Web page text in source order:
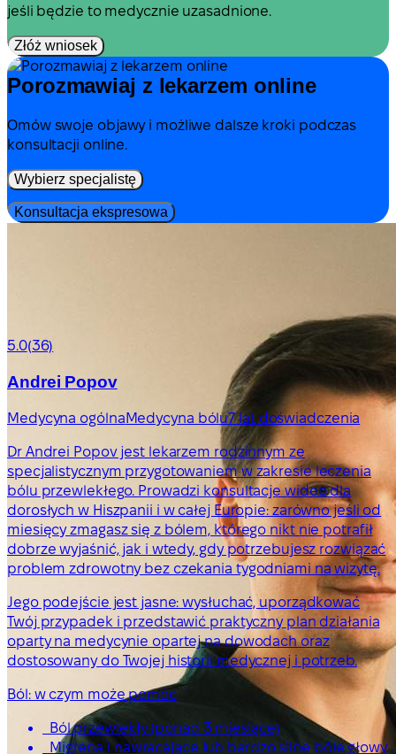
jeśli będzie to medycznie uzasadnione.
Złóż wniosek
Porozmawiaj z lekarzem online
Omów swoje objawy i możliwe dalsze kroki podczas
konsultacji online.
Wybierz specjalistę
Konsultacja ekspresowa
5.0(36)
Andrei Popov
Medycyna ogólnaMedycyna bólu7 lat doświadczenia
Dr Andrei Popov jest lekarzem rodzinnym ze
specjalistycznym przygotowaniem w zakresie leczenia
bólu przewlekłego. Prowadzi konsultacje wideo dla
dorosłych w Hiszpanii i w całej Europie: zarówno jeśli od
miesięcy zmagasz się z bólem, którego nikt nie potrafił
dobrze wyjaśnić, jak i wtedy, gdy potrzebujesz rozwiązać
problem zdrowotny bez czekania tygodniami na wizytę.
Jego podejście jest jasne: wysłuchać, uporządkować
Twój przypadek i przedstawić praktyczny plan działania
oparty na medycynie opartej na dowodach oraz
dostosowany do Twojej historii medycznej i potrzeb.
Ból: w czym może pomóc
Ból przewlekły (ponad 3 miesiące)
Migrena i nawracające lub bardzo silne bóle głowy